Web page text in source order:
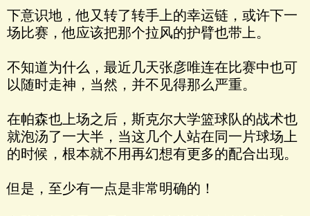
下意识地，他又转了转手上的幸运链，或许下一
场比赛，他应该把那个拉风的护臂也带上。
不知道为什么，最近几天张彦唯连在比赛中也可
以随时走神，当然，并不见得那么严重。
在帕森也上场之后，斯克尔大学篮球队的战术也
就泡汤了一大半，当这几个人站在同一片球场上
的时候，根本就不用再幻想有更多的配合出现。
但是，至少有一点是非常明确的！